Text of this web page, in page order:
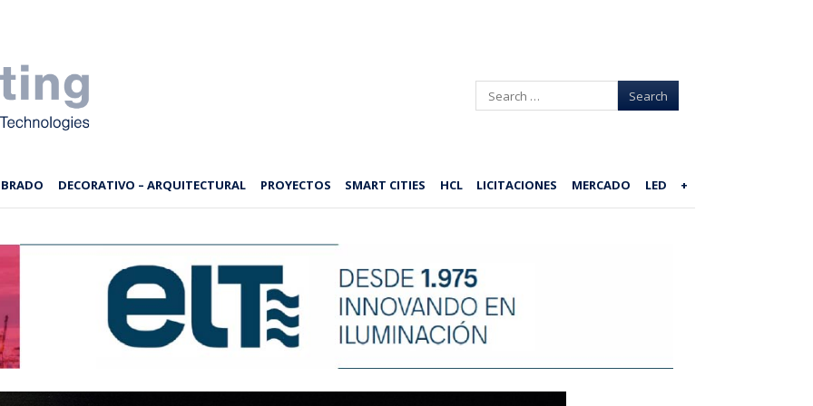
Search
DECORATIVO – ARQUITECTURAL PROYECTOS SMART CITIES HCL LICITACIONES MERCADO LED +